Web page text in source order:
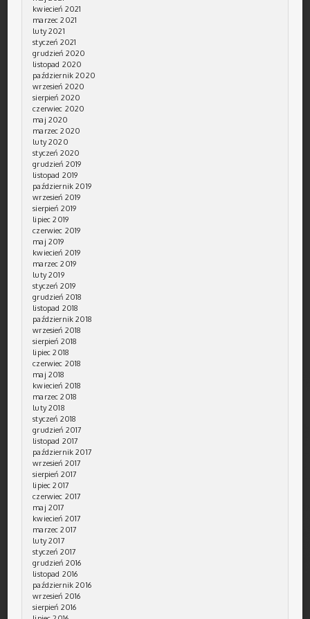
kwiecień 2021
marzec 2021
luty 2021
styczeń 2021
grudzień 2020
listopad 2020
październik 2020
wrzesień 2020
sierpień 2020
czerwiec 2020
maj 2020
marzec 2020
luty 2020
styczeń 2020
grudzień 2019
listopad 2019
październik 2019
wrzesień 2019
sierpień 2019
lipiec 2019
czerwiec 2019
maj 2019
kwiecień 2019
marzec 2019
luty 2019
styczeń 2019
grudzień 2018
listopad 2018
październik 2018
wrzesień 2018
sierpień 2018
lipiec 2018
czerwiec 2018
maj 2018
kwiecień 2018
marzec 2018
luty 2018
styczeń 2018
grudzień 2017
listopad 2017
październik 2017
wrzesień 2017
sierpień 2017
lipiec 2017
czerwiec 2017
maj 2017
kwiecień 2017
marzec 2017
luty 2017
styczeń 2017
grudzień 2016
listopad 2016
październik 2016
wrzesień 2016
sierpień 2016